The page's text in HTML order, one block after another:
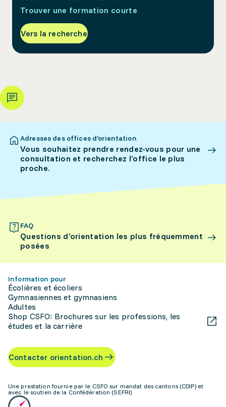
Trouver une formation courte
Vers la recherche
Adresses des offices d’orientation
Vous souhaitez prendre rendez-vous pour une
consultation et recherchez l’office le plus
proche.
FAQ
Questions d’orientation les plus fréquemment
posées
Information pour
Écolières et écoliers
Gymnasiennes et gymnasiens
Adultes
Shop CSFO: Brochures sur les professions, les
études et la carrière
Contacter orientation.ch
Une prestation fournie par le CSFO sur mandat des cantons (CDIP) et
avec le soutien de la Confédération (SEFRI)